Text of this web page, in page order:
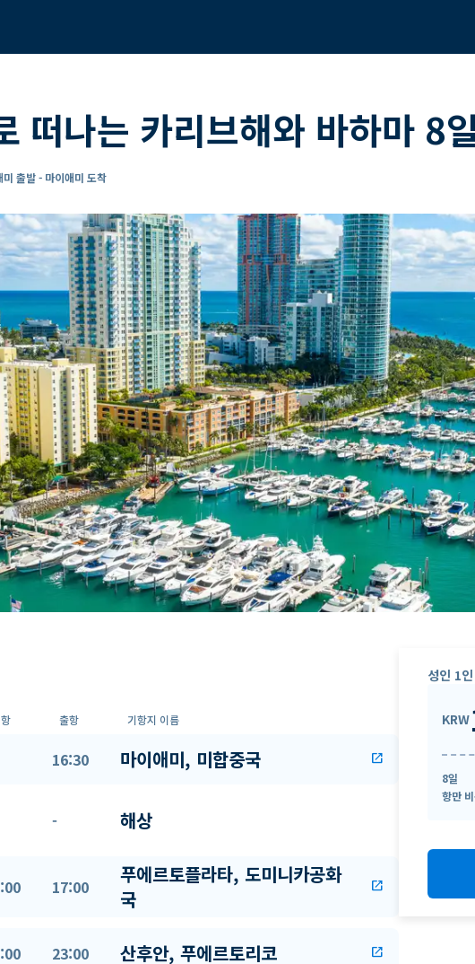
떠나는 카리브해와 바하마 8
미 출발 - 마이애미 도착
출항 기항지 이름
16:30 마이애미, 미합중국 open_in_new
- 해상
17:00
푸에르토플라타, 도미니카공화
국
open_in_new
23:00 산후안, 푸에르토리코 open_in_new
성인 1
KRW
8일
항만